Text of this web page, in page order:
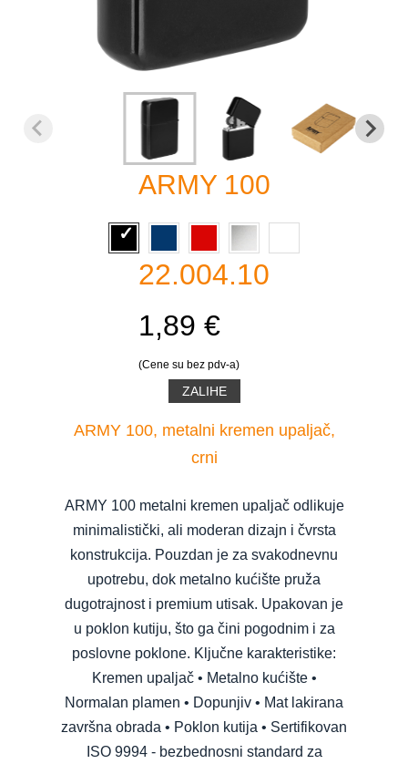
ARMY 100
22.004.10
1,89 €
(Cene su bez pdv-a)
ZALIHE
ARMY 100, metalni kremen upaljač,
crni
ARMY 100 metalni kremen upaljač odlikuje
minimalistički, ali moderan dizajn i čvrsta
konstrukcija. Pouzdan je za svakodnevnu
upotrebu, dok metalno kućište pruža
dugotrajnost i premium utisak. Upakovan je
u poklon kutiju, što ga čini pogodnim i za
poslovne poklone. Ključne karakteristike:
Kremen upaljač • Metalno kućište •
Normalan plamen • Dopunjiv • Mat lakirana
završna obrada • Poklon kutija • Sertifikovan
ISO 9994 - bezbednosni standard za